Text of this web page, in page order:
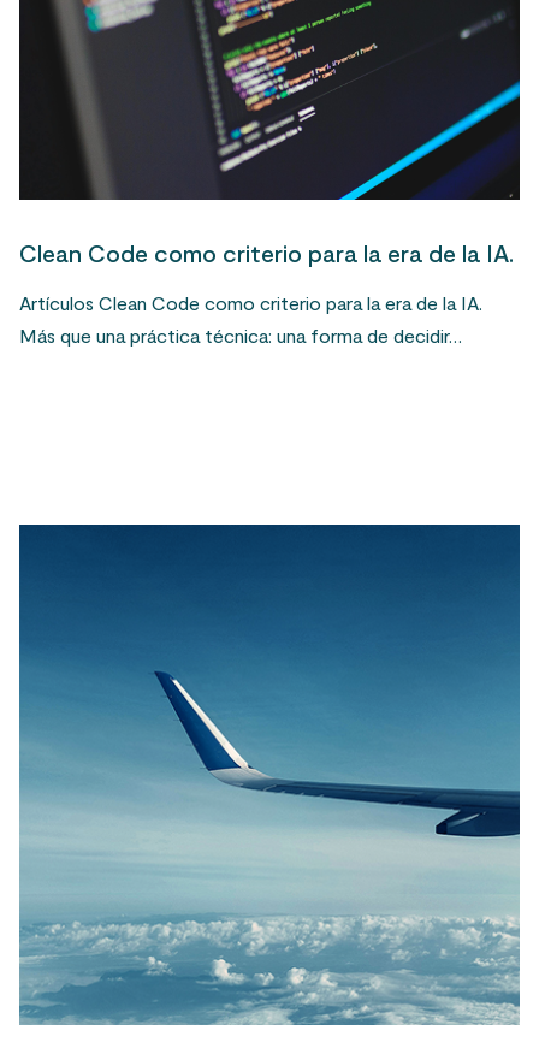
Clean Code como criterio para la era de la IA.
Artículos Clean Code como criterio para la era de la IA.
Más que una práctica técnica: una forma de decidir…